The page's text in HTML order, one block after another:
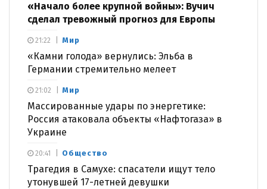
«Начало более крупной войны»: Вучич
сделал тревожный прогноз для Европы
Мир
«Камни голода» вернулись: Эльба в
Германии стремительно мелеет
21:22
Мир
Массированные удары по энергетике:
Россия атаковала объекты «Нафтогаза» в
Украине
21:02
Общество
Трагедия в Самухе: спасатели ищут тело
утонувшей 17-летней девушки
20:41